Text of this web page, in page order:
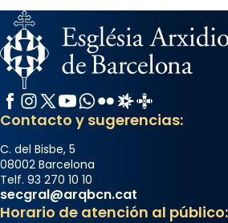
Facebook
Instagram
X / Twitter
YouTube
WhatsApp
FlickrRadio Estel
Catalunya
Contacto y sugerencias:
C. del Bisbe, 5
08002 Barcelona
Telf. 93 270 10 10
secgral@arqbcn.cat
Horario de atención al público: